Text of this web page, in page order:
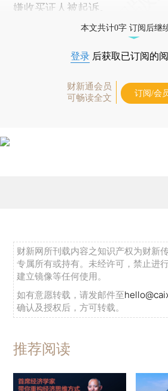
嫌收买证人被起诉。
本文共计0字 订阅后继
登录 后获取已订阅的
财新通会员
可畅读全文
订阅/会
财新网所刊载内容之知识产权为财新
专属所有或持有。未经许可，禁止进
建立镜像等任何使用。
如有意愿转载，请发邮件至
确认及授权后，方可转载。
推荐阅读